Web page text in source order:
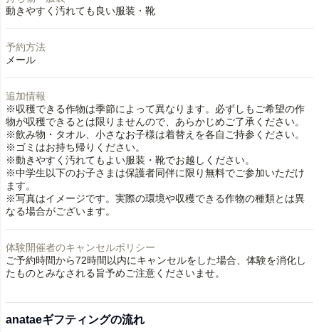
動きやすく汚れても良い服装・靴
予約方法
メール
追加情報
※収穫できる作物は季節によって異なります。必ずしもご希望の作
物が収穫できるとは限りませんので、あらかじめご了承ください。
※飲み物・タオル、小さなお子様は着替えを各自ご持参ください。
※ゴミはお持ち帰りください。
※動きやすく汚れてもよい服装・靴でお越しください。
※中学生以下のお子さまは保護者同伴に限り無料でご参加いただけ
ます。
※写真はイメージです。実際の環境や収穫できる作物の種類とは異
なる場合がございます。
体験開催者のキャンセルポリシー
ご予約時間から72時間以内にキャンセルをした場合、体験を消化し
たものとみなされる旨予めご注意くださいませ。
anataeギフティングの流れ